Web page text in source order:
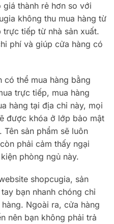
thành rẻ hơn so với
không thu mua hàng từ
tiếp từ nhà sản xuất.
phí và giúp cửa hàng có
có thể mua hàng bằng
trực tiếp, mua hàng
hàng tại địa chỉ này, mọi
được khóa ở lớp bảo mật
sản phẩm sẽ luôn
phải cảm thấy ngại
phòng ngủ này.
shopcugia, sản
bạn nhanh chóng chỉ
Ngoài ra, cửa hàng
nên bạn không phải trả